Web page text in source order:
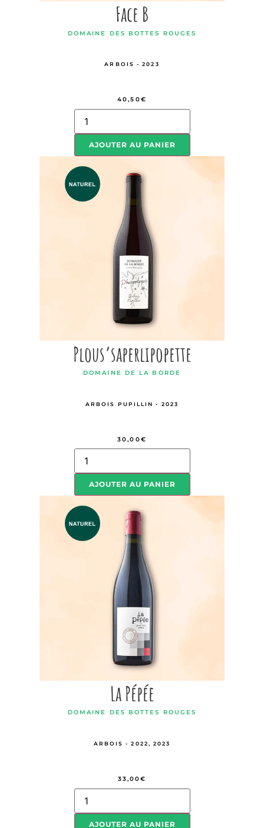
Face B
DOMAINE DES BOTTES ROUGES
ARBOIS - 2023
40,50€
AJOUTER AU PANIER
Plous’saperlipopette
DOMAINE DE LA BORDE
ARBOIS PUPILLIN - 2023
30,00€
AJOUTER AU PANIER
La Pépée
DOMAINE DES BOTTES ROUGES
ARBOIS - 2022, 2023
33,00€
AJOUTER AU PANIER